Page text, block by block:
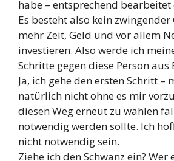
habe – entsprechend bearbeitet
Es besteht also kein
mehr Zeit, Geld und vor allem
investieren. Also werde ich
Schritte gegen diese Person
Ja, ich gehe den ersten Schritt –
natürlich nicht ohne es mir
diesen Weg erneut zu wählen
notwendig werden sollte. Ich
nicht notwendig sein.
Ziehe ich den Schwanz ein? Wer